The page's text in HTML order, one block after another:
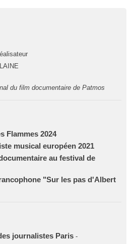
du film documentaire de Patmos
Flammes 2024
musical européen 2021
au festival de
"Sur les pas d'Albert
journalistes Paris -